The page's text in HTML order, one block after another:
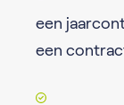
een
een